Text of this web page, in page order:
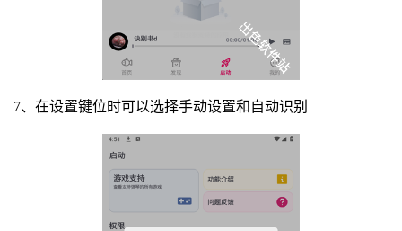
7、在设置键位时可以选择手动设置和自动识别